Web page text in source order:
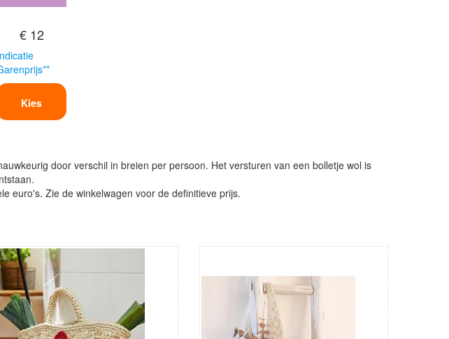
€ 12
Kies
door verschil in breien per persoon. Het versturen van een bolletje wol is
euro's. Zie de winkelwagen voor de definitieve prijs.